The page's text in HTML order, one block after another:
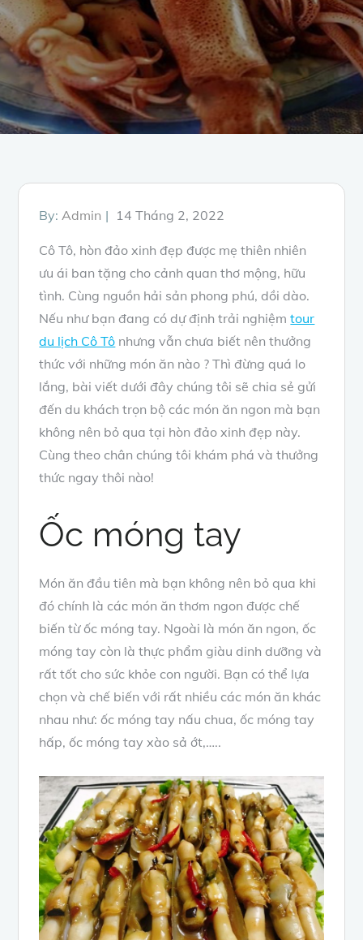
By: Admin
Posted
14 Tháng 2, 2022
Cô Tô, hòn đảo xinh đẹp được mẹ thiên nhiên
ưu ái ban tặng cho cảnh quan thơ mộng, hữu
tình. Cùng nguồn hải sản phong phú, dồi dào.
Nếu như bạn đang có dự định trải nghiệmtour
du lịch Cô Tô nhưng vẫn chưa biết nên thưởng
thức với những món ăn nào ? Thì đừng quá lo
lắng, bài viết dưới đây chúng tôi sẽ chia sẻ gửi
đến du khách trọn bộ các món ăn ngon mà bạn
không nên bỏ qua tại hòn đảo xinh đẹp này.
Cùng theo chân chúng tôi khám phá và thưởng
thức ngay thôi nào!
Ốc móng tay
Món ăn đầu tiên mà bạn không nên bỏ qua khi
đó chính là các món ăn thơm ngon được chế
biến từ ốc móng tay. Ngoài là món ăn ngon, ốc
móng tay còn là thực phẩm giàu dinh dưỡng và
rất tốt cho sức khỏe con người. Bạn có thể lựa
chọn và chế biến với rất nhiều các món ăn khác
nhau như: ốc móng tay nấu chua, ốc móng tay
hấp, ốc móng tay xào sả ớt,…..